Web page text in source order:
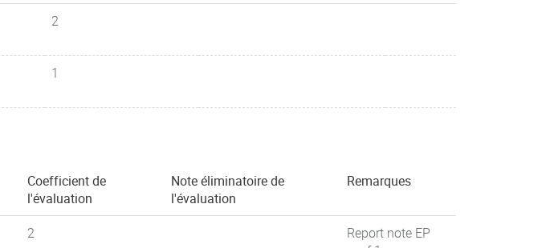
2
1
Coefficient de
l'évaluation
Note éliminatoire de
l'évaluation
Remarques
2
Report note EP